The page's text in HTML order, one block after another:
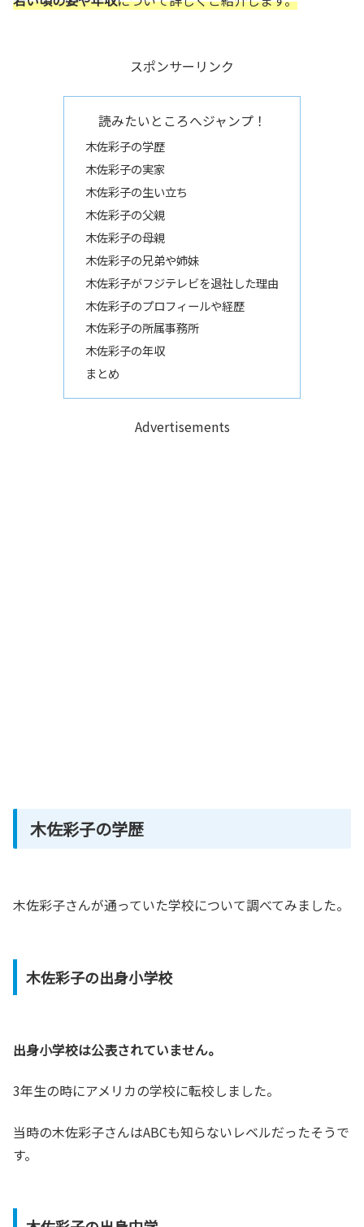
スポンサーリンク
読みたいところへジャンプ！
木佐彩子の学歴
木佐彩子の実家
木佐彩子の生い立ち
木佐彩子の父親
木佐彩子の母親
木佐彩子の兄弟や姉妹
木佐彩子がフジテレビを退社した理由
木佐彩子のプロフィールや経歴
木佐彩子の所属事務所
木佐彩子の年収
まとめ
Advertisements
木佐彩子の学歴
木佐彩子さんが通っていた学校について調べてみました。
木佐彩子の出身小学校
出身小学校は公表されていません。
3年生の時にアメリカの学校に転校しました。
当時の木佐彩子さんはABCも知らないレベルだったそうで
す。